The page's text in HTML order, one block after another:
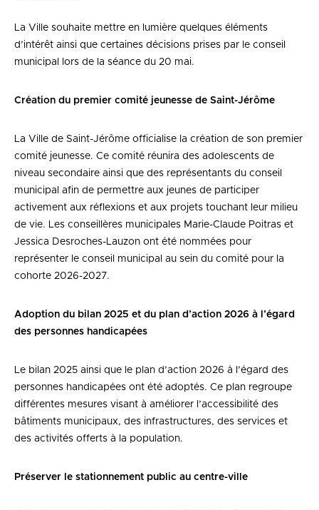
La Ville souhaite mettre en lumière quelques éléments
d’intérêt ainsi que certaines décisions prises par le conseil
municipal lors de la séance du 20 mai.
Création du premier comité jeunesse de Saint-Jérôme
La Ville de Saint-Jérôme officialise la création de son premier
comité jeunesse. Ce comité réunira des adolescents de
niveau secondaire ainsi que des représentants du conseil
municipal afin de permettre aux jeunes de participer
activement aux réflexions et aux projets touchant leur milieu
de vie. Les conseillères municipales Marie-Claude Poitras et
Jessica Desroches-Lauzon ont été nommées pour
représenter le conseil municipal au sein du comité pour la
cohorte 2026-2027.
Adoption du bilan 2025 et du plan d’action 2026 à l’égard
des personnes handicapées
Le bilan 2025 ainsi que le plan d’action 2026 à l’égard des
personnes handicapées ont été adoptés. Ce plan regroupe
différentes mesures visant à améliorer l’accessibilité des
bâtiments municipaux, des infrastructures, des services et
des activités offerts à la population.
Préserver le stationnement public au centre-ville